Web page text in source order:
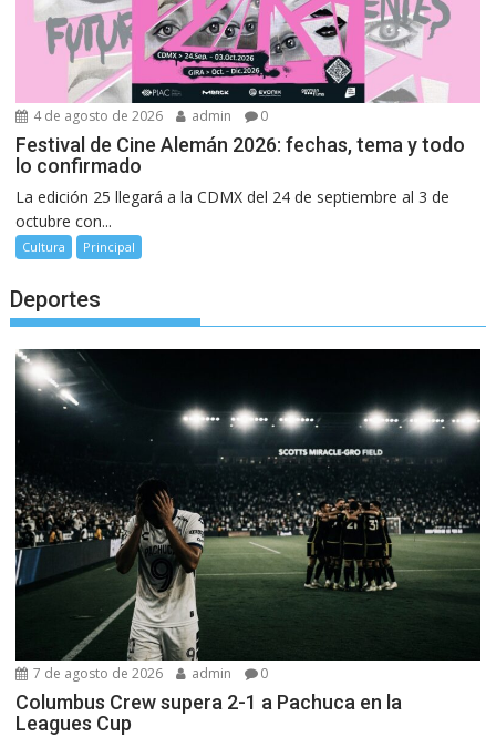
4 de agosto de 2026 admin 0
Festival de Cine Alemán 2026: fechas, tema y todo
lo confirmado
La edición 25 llegará a la CDMX del 24 de septiembre al 3 de
octubre con...
Cultura Principal
Deportes
7 de agosto de 2026 admin 0
Columbus Crew supera 2-1 a Pachuca en la
Leagues Cup